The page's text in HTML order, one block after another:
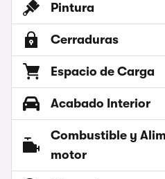
Pintura
Cerraduras
Espacio de Carga
Acabado Interior
Combustible y
motor